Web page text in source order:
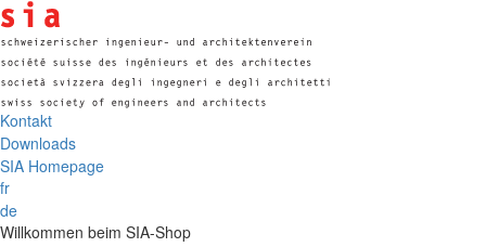
Kontakt
Downloads
SIA Homepage
fr
de
Willkommen beim SIA-Shop